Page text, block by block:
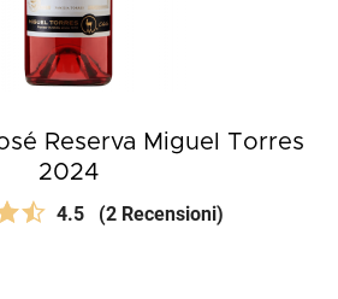
Reserva Miguel Torres
2024
4.5 (2 Recensioni)